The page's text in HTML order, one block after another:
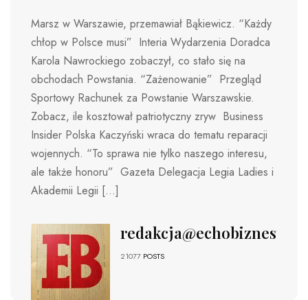
Marsz w Warszawie, przemawiał Bąkiewicz. “Każdy
chłop w Polsce musi” Interia Wydarzenia Doradca
Karola Nawrockiego zobaczył, co stało się na
obchodach Powstania. “Zażenowanie” Przegląd
Sportowy Rachunek za Powstanie Warszawskie.
Zobacz, ile kosztował patriotyczny zryw Business
Insider Polska Kaczyński wraca do tematu reparacji
wojennych. “To sprawa nie tylko naszego interesu,
ale także honoru” Gazeta Delegacja Legia Ladies i
Akademii Legii […]
redakcja@echobiznesu.pl
21077 POSTS